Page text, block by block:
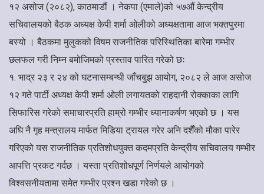
१२ असोज (२०८२), काठमाडौं । नेकपा (एमाले)को ५७औं केन्द्रीय
सचिवालयको बैठक अध्यक्ष केपी शर्मा ओलीको अध्यक्षतामा आज भक्तपुरमा
बस्यो । बैठकमा मुलुकको विषम राजनीतिक परिस्थितिका बारेमा गम्भीर
छलफल गरी निम्न बमोजिमको प्रस्ताव पारित गरेको छः
१. भाद्र २३ र २४ को घटनासम्बन्धी जाँचबुझ आयोग, २०८२ ले आज असोज
१२ गते पार्टी अध्यक्ष केपी शर्मा ओली लगायतको राहदानी रोक्काका लागि
सिफारिस गरेको समाचारप्रति हाम्रो गम्भीर ध्यानाकर्षण भएको छ । यस
अघि नै गृह मन्त्रालय मार्फत मिडिया ट्रायल गरेर अनि दशैँको मौका पारेर
गरिएको यस राजनीतिक प्रतिशोधयुक्त कदमप्रति केन्द्रीय सचिवालय गम्भीर
आपत्ति प्रकट गर्दछ । यस्ता प्रतिशोधपूर्ण निर्णयले आयोगको
विश्वसनीयतामा समेत गम्भीर प्रश्न खडा गरेको छ ।